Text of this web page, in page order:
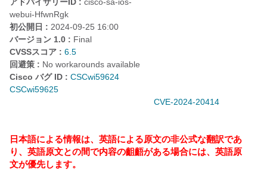
webui-HfwnRgk
初公開日 : 2024-09-25 16:00
バージョン 1.0 : Final
CVSSスコア : 6.5
回避策 : No workarounds available
Cisco バグ ID : CSCwi59624
CSCwi59625
CVE-2024-20414
日本語による情報は、英語による原文の非公式な翻訳であ
り、英語原文との間で内容の齟齬がある場合には、英語原
文が優先します。